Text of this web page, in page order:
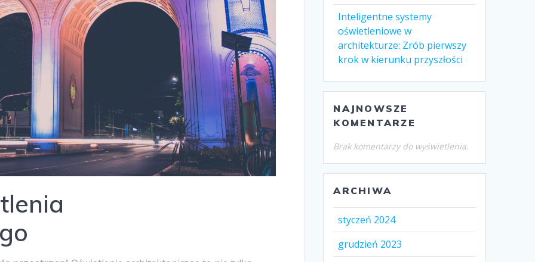
Inteligentne systemy
oświetleniowe w
architekturze: Zrób pierwszy
krok w kierunku przyszłości
NAJNOWSZE
KOMENTARZE
Brak komentarzy do wyświetlenia.
ARCHIWA
styczeń 2024
grudzień 2023